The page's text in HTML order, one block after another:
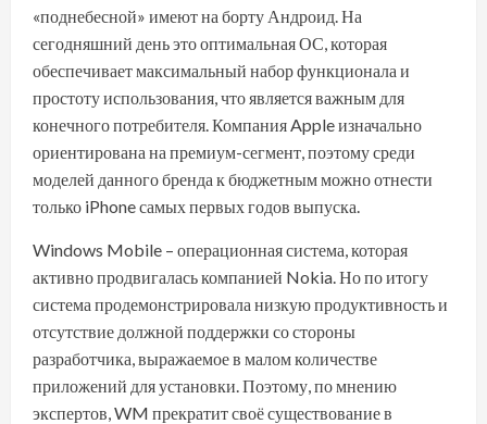
«поднебесной» имеют на борту Андроид. На
сегодняшний день это оптимальная ОС, которая
обеспечивает максимальный набор функционала и
простоту использования, что является важным для
конечного потребителя. Компания Apple изначально
ориентирована на премиум-сегмент, поэтому среди
моделей данного бренда к бюджетным можно отнести
только iPhone самых первых годов выпуска.
Windows Mobile – операционная система, которая
активно продвигалась компанией Nokia. Но по итогу
система продемонстрировала низкую продуктивность и
отсутствие должной поддержки со стороны
разработчика, выражаемое в малом количестве
приложений для установки. Поэтому, по мнению
экспертов, WM прекратит своё существование в